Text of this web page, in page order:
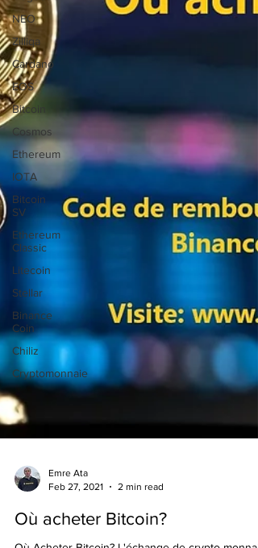
NEO
Zilliqa
Cardano
EOS
Bitcoin
Cosmos
Ethereum
IOTA
Bitcoin
SV
Ethereum
Classic
Litecoin
Stellar
Binance
Coin
Chiliz
Cryptomonnaie
Emre Ata